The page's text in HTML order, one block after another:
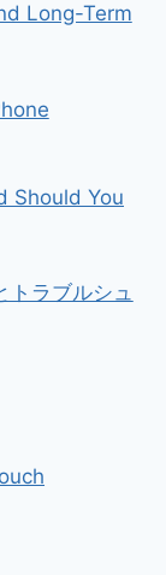
Long-Term
Should You
トラブルシュ